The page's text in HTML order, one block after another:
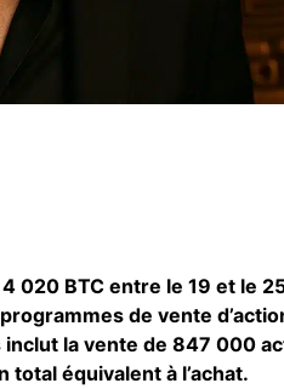
020 BTC entre le 19 et le
de vente
inclut la vente de 847 000
total équivalent à l’achat.